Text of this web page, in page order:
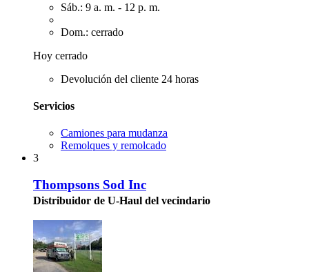
Sáb.: 9 a. m. - 12 p. m.
Dom.: cerrado
Hoy cerrado
Devolución del cliente 24 horas
Servicios
Camiones para mudanza
Remolques y remolcado
3
Thompsons Sod Inc
Distribuidor de U-Haul del vecindario